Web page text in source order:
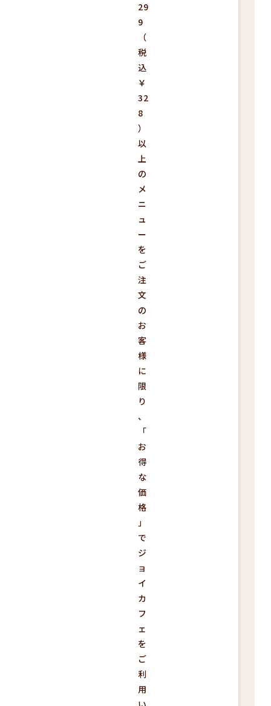
29
9
（
税
込
￥
32
8
）
以
上
の
メ
ニ
ュ
ー
を
ご
注
文
の
お
客
様
に
限
り
、
「
お
得
な
価
格
」
で
ジ
ョ
イ
カ
フ
ェ
を
ご
利
用